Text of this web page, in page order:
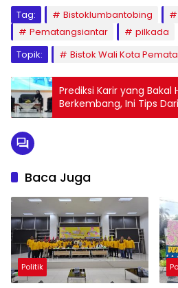
Tag: Bistoklumbantobing
Pematangsiantar
pilkada
Topik:
Bistok Wali Kota
Prediksi Karir yang Bakal
Berkembang, Ini Tips
Baca Juga
Politik